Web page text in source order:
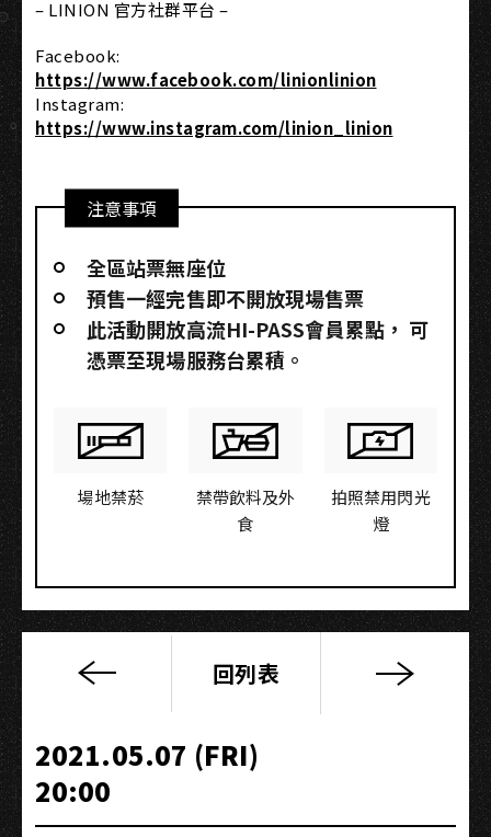
– LINION 官方社群平台 –
Facebook:
https://www.facebook.com/linionlinion
Instagram:
https://www.instagram.com/linion_linion
注意事項
全區站票無座位
預售一經完售即不開放現場售票
此活動開放高流HI-PASS會員累點，​ 可
憑票至現場服務台累積。
場地禁菸
禁帶飲料及外
食
拍照禁用閃光
燈
【原
2021《得
力
量》
巡
回列表
2021.05.07 (FRI)
20:00